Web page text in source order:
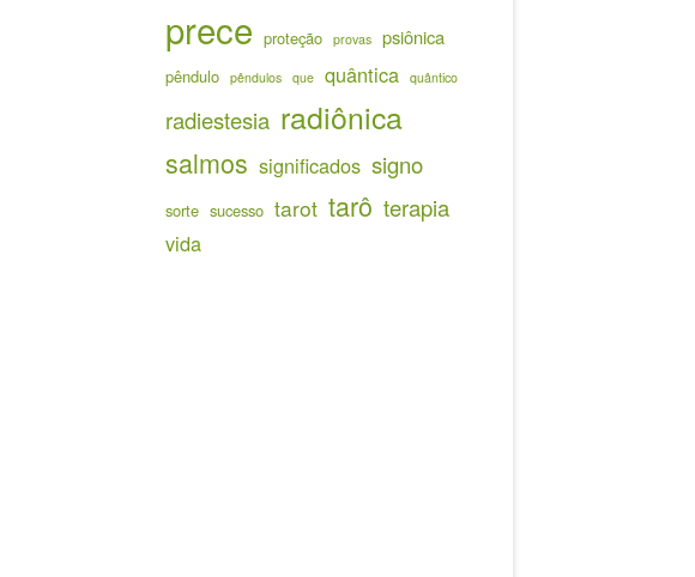
prece proteção provas psiônica
pêndulo pêndulos que quântica quântico
radiestesia radiônica
salmos significados signo
sorte sucesso tarot tarô terapia
vida